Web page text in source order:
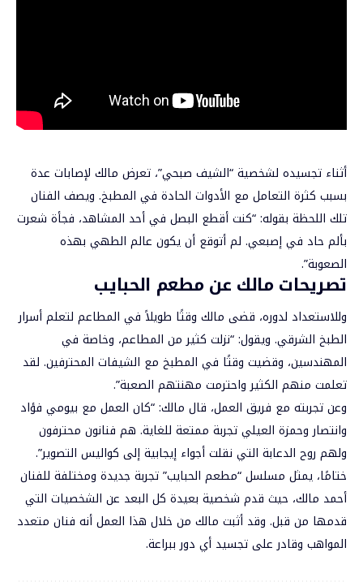
أثناء تجسيده لشخصية “الشيف صبحي”، تعرض مالك لإصابات عدة
بسبب كثرة التعامل مع الأدوات الحادة في المطبخ. ويصف الفنان
تلك اللحظة بقوله: “كنت أقطع البصل في أحد المشاهد، فجأة شعرت
بألم حاد في إصبعي. لم أتوقع أن يكون عالم الطهي بهذه
الصعوبة”.
تصريحات مالك عن مطعم الحبايب
وللاستعداد لدوره، قضى مالك وقتًا طويلاً في المطاعم لتعلم أسرار
الطبخ الشرقي. ويقول: “نزلت كثير من المطاعم، وخاصة في
المهندسين، وقضيت وقتًا في المطبخ مع الشيفات المحترفين. لقد
تعلمت منهم الكثير واحترمت مهنتهم الصعبة”.
وعن تجربته مع فريق العمل، قال مالك: “كان العمل مع بيومي فؤاد
وانتصار وحمزة العيلي تجربة ممتعة للغاية. هم فنانون محترفون
ولهم روح الدعابة التي نقلت أجواء إيجابية إلى كواليس التصوير”.
ختامًا، يمثل مسلسل “مطعم الحبايب” تجربة جديدة ومختلفة للفنان
أحمد مالك، حيث قدم شخصية بعيدة كل البعد عن الشخصيات التي
قدمها من قبل. وقد أثبت مالك من خلال هذا العمل أنه فنان متعدد
المواهب وقادر على تجسيد أي دور ببراعة.